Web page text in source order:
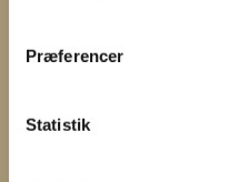
Præferencer
Statistik
Du vil